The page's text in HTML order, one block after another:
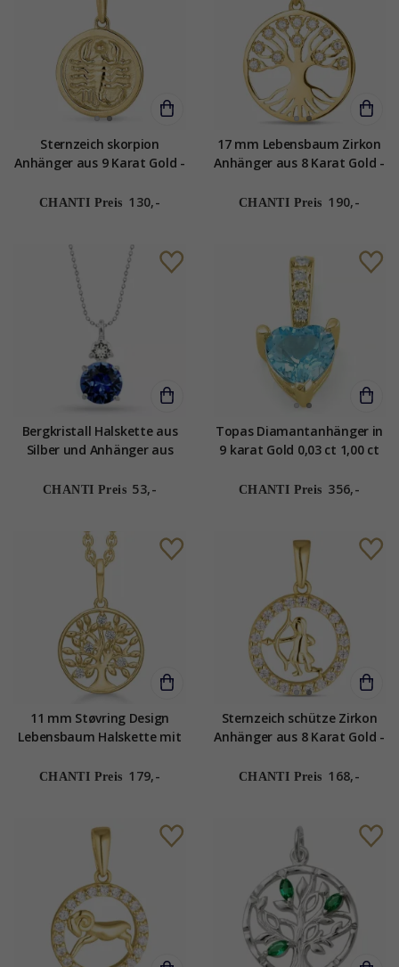
Sternzeich skorpion
Anhänger aus 9 Karat Gold -
CHANTI Preis 130,-
17 mm Lebensbaum Zirkon
Anhänger aus 8 Karat Gold -
CHANTI Preis 190,-
Bergkristall Halskette aus
Silber und Anhänger aus
CHANTI Preis 53,-
Topas Diamantanhänger in
9 karat Gold 0,03 ct 1,00 ct
CHANTI Preis 356,-
11 mm Støvring Design
Lebensbaum Halskette mit
weißem Zirkon
CHANTI Preis 179,-
Sternzeich schütze Zirkon
Anhänger aus 8 Karat Gold -
CHANTI Preis 168,-